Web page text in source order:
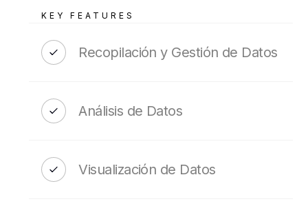
KEY FEATURES
Recopilación y Gestión de Datos
Análisis de Datos
Visualización de Datos